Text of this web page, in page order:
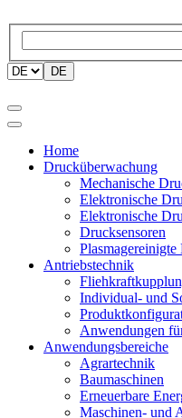
DE
Home
Drucküberwachung
Mechanische
Elektronische
Elektronische
Drucksensoren
Plasmagereinigte
Antriebstechnik
Individual- und
Anwendungen
Anwendungsbereiche
Agrartechnik
Baumaschinen
Erneuerbare
Maschinen- und